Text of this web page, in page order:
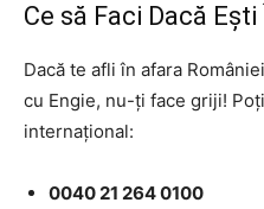
Ce să Faci Dacă
Dacă te afli în afara
cu Engie, nu-ți face griji!
internațional:
0040 21 264 0100